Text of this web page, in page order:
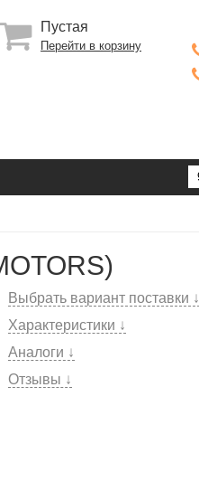
Пустая
Перейти в корзину
Выбрать вариант поставки ↓
Характеристики ↓
Аналоги ↓
Отзывы ↓